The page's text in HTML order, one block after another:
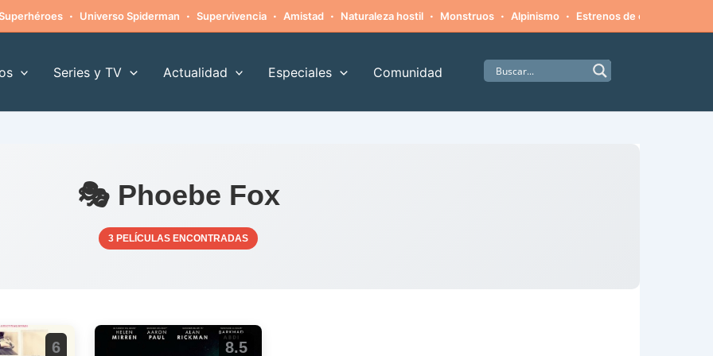
· Universo Spiderman · Supervivencia · Amistad · Naturaleza hostil · Monstruos · Alpinismo · Estrenos de cine
Series y TV Actualidad Especiales Comunidad
🎭 Phoebe Fox
3 PELÍCULAS ENCONTRADAS
6 8.5